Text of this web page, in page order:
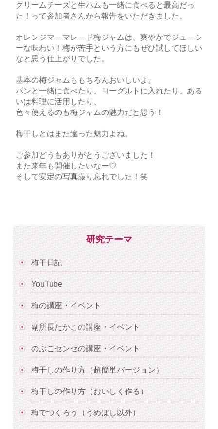
クリームチーズと生ハムも一緒に食べると最高だっ
た！って参加者さんから報告をいただきました。
オレンジマーマレード梅ジャムは、爽やかでジューシ
ーな味わい！梅が苦手という方にもぜひ試してほしい
なと思う仕上がりでした。
基本の梅ジャムももちろんおいしいよ。
パンと一緒に食べたり、ヨーグルトに入れたり、ある
いは料理に活用したり、
色々使えるのも梅ジャムの魅力だと思う！
梅干しとはまた違った魅力よね。
ご参加どうもありがとうございました！
また来年も開催したいなー♡
そして安定の写真撮り忘れでした！笑
研究テーマ
梅干日記
YouTube
梅の講座・イベント
副所長たかこの講座・イベント
のぶこセンセの講座・イベント
梅干しの作り方（超簡単バージョン）
梅干しの作り方（おいしく作る）
梅でつくろう（うめぼし以外）